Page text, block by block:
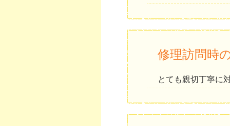
修理訪問時
とても親切丁寧に